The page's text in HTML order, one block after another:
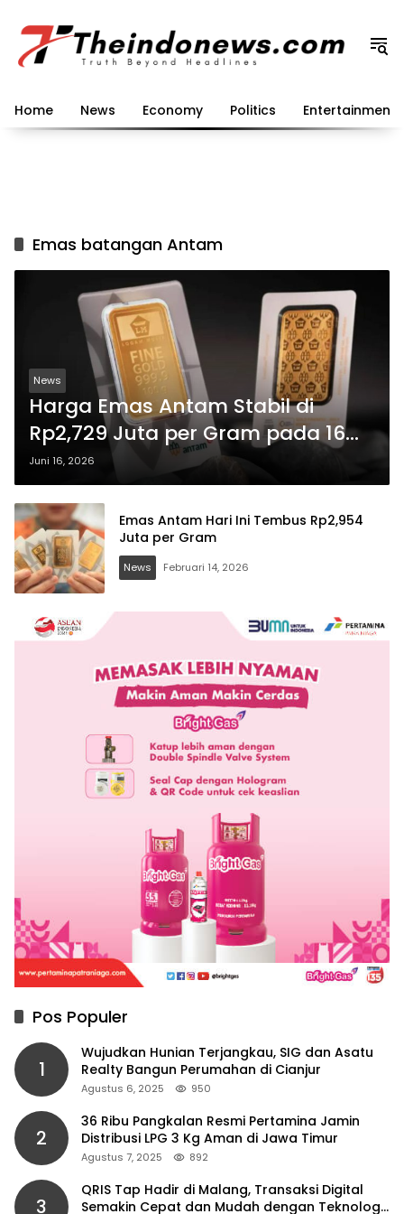
konten
Home News Economy Politics Entertainment
Emas batangan Antam
News
Harga Emas Antam Stabil di
Rp2,729 Juta per Gram pada 16
Juni 2026.
Juni 16, 2026
Emas Antam Hari Ini Tembus Rp2,954
Juta per Gram
News Februari 14, 2026
Pos Populer
1
Wujudkan Hunian Terjangkau, SIG dan Asatu
Realty Bangun Perumahan di Cianjur
Agustus 6, 2025 950
2
36 Ribu Pangkalan Resmi Pertamina Jamin
Distribusi LPG 3 Kg Aman di Jawa Timur
Agustus 7, 2025 892
3
QRIS Tap Hadir di Malang, Transaksi Digital
Semakin Cepat dan Mudah dengan Teknologi